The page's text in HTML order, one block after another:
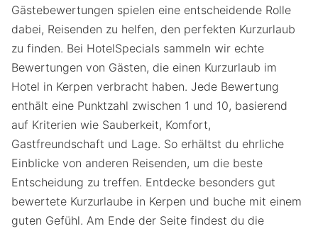
Gästebewertungen spielen eine entscheidende Rolle
dabei, Reisenden zu helfen, den perfekten Kurzurlaub
zu finden. Bei HotelSpecials sammeln wir echte
Bewertungen von Gästen, die einen Kurzurlaub im
Hotel in Kerpen verbracht haben. Jede Bewertung
enthält eine Punktzahl zwischen 1 und 10, basierend
auf Kriterien wie Sauberkeit, Komfort,
Gastfreundschaft und Lage. So erhältst du ehrliche
Einblicke von anderen Reisenden, um die beste
Entscheidung zu treffen. Entdecke besonders gut
bewertete Kurzurlaube in Kerpen und buche mit einem
guten Gefühl. Am Ende der Seite findest du die